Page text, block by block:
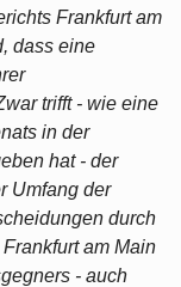
Frankfurt am
dass eine
trifft - wie eine
in der
hat - der
Umfang der
durch
am Main
- auch